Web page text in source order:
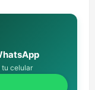
tu celular